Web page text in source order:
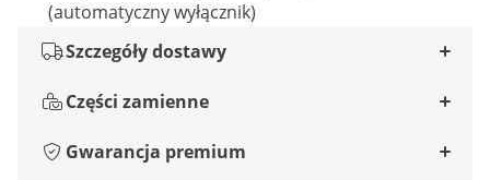
(automatyczny wyłącznik)
Szczegóły dostawy
Części zamienne
Gwarancja premium